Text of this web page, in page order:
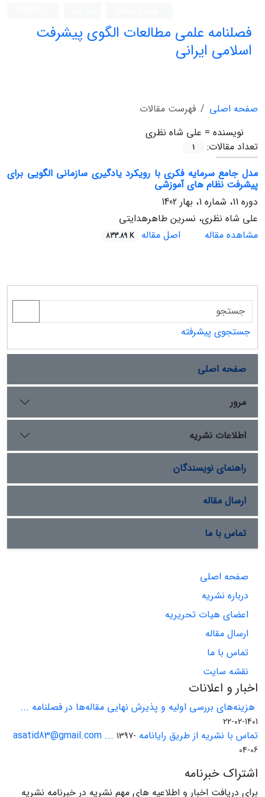
فصلنامه علمی مطالعات الگوی پیشرفت
اسلامی ایرانی
صفحه اصلی
فهرست مقالات
نویسنده = علی شاه نظری
تعداد مقالات:
1
مدل جامع سرمایه فکری با رویکرد یادگیری سازمانی الگویی برای
پیشرفت نظام های آموزشی
دوره 11، شماره 1، بهار 1402
علی شاه نظری، نسرین طاهرهدایتی
مشاهده مقاله
اصل مقاله 833.89 K
جستجوی پیشرفته
صفحه اصلی
مرور
اطلاعات نشریه
راهنمای نویسندگان
ارسال مقاله
تماس با ما
صفحه اصلی
درباره نشریه
اعضای هیات تحریریه
ارسال مقاله
تماس با ما
نقشه سایت
اخبار و اعلانات
هزینه‌های بررسی اولیه و پذیرش نهایی مقاله‌ها در فصلنامه ...
1401-02-22
تماس با نشریه از طریق رایانامه asatid83@gmail.com ... 1397-
04-06
اشتراک خبرنامه
برای دریافت اخبار و اطلاعیه های مهم نشریه در خبرنامه نشریه